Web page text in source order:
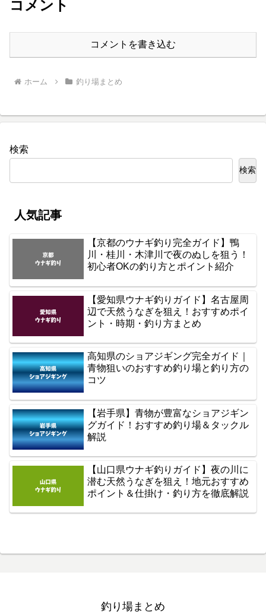
コメント
コメントを書き込む
ホーム 釣り場まとめ
検索
検索
人気記事
【京都のウナギ釣り完全ガイド】鴨
川・桂川・木津川で夜のぬしを狙う！
初心者OKの釣り方とポイント紹介
【愛知県ウナギ釣りガイド】名古屋周
辺で天然うなぎを狙え！おすすめポイ
ント・時期・釣り方まとめ
高知県のショアジギング完全ガイド｜
青物狙いのおすすめ釣り場と釣り方の
コツ
【岩手県】青物が豊富なショアジギン
グガイド！おすすめ釣り場＆タックル
解説
【山口県ウナギ釣りガイド】夜の川に
潜む天然うなぎを狙え！地元おすすめ
ポイント＆仕掛け・釣り方を徹底解説
釣り場まとめ